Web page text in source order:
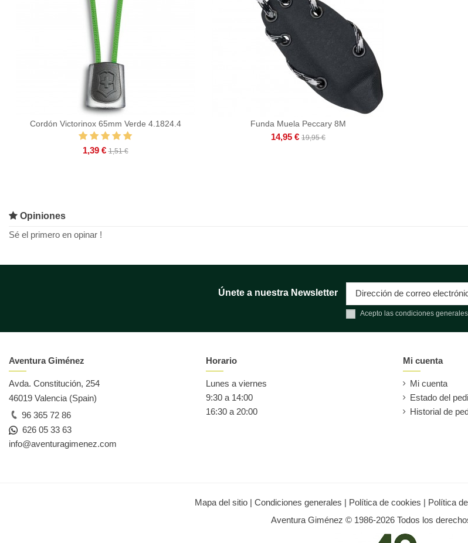
Cordón Victorinox 65mm Verde 4.1824.4
1,39 € 1,51 €
Funda Muela Peccary 8M
14,95 € 19,95 €
Opiniones
Sé el primero en opinar !
Únete a nuestra Newsletter
Acepto las condiciones
Aventura Giménez
Avda. Constitución, 254
46019 Valencia (Spain)
96 365 72 86
626 05 33 63
info@aventuragimenez.com
Horario
Lunes a viernes
9:30 a 14:00
16:30 a 20:00
Mi cuenta
Mi cuenta
Estado del
Historial de
Mapa del sitio | Condiciones generales | Política de cookies | Política
Aventura Giménez © 1986-2026 Todos los